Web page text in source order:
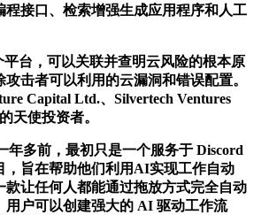
程接口、检索增强生成应用程序和人工
，可以关联并查明云风险的根本原
击者可以利用的云漏洞和错误配置。
Capital Ltd.、Silvertech Ventures
天使投资者。
多前，最初只是一个服务于 Discord
，旨在帮助他们利用AI实现工作自动
款让任何人都能通过拖放方式完全自动
用户可以创建强大的 AI 驱动工作流